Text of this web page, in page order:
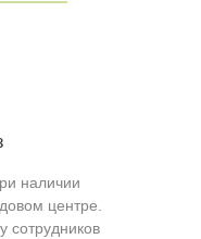
наличии
центре.
сотрудников